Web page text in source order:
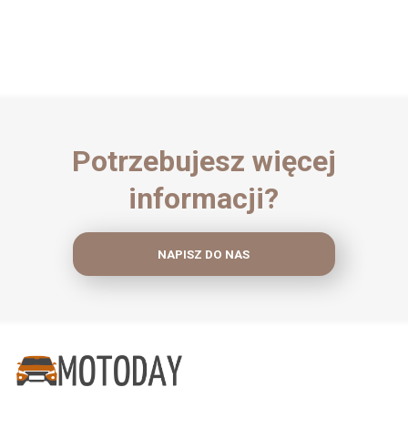
Potrzebujesz więcej
informacji?
NAPISZ DO NAS